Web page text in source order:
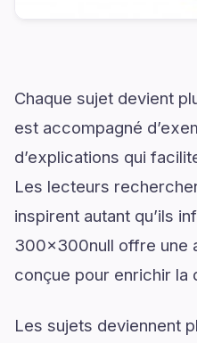
Chaque sujet devient
est accompagné
d’explications qui
Les lecteurs
inspirent autant qu’ils
300x300null offre une
conçue pour enrichir la
Les sujets deviennent